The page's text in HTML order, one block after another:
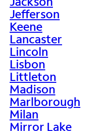
Jefferson
Keene
Lancaster
Lincoln
Lisbon
Littleton
Madison
Marlborough
Milan
Mirror Lake